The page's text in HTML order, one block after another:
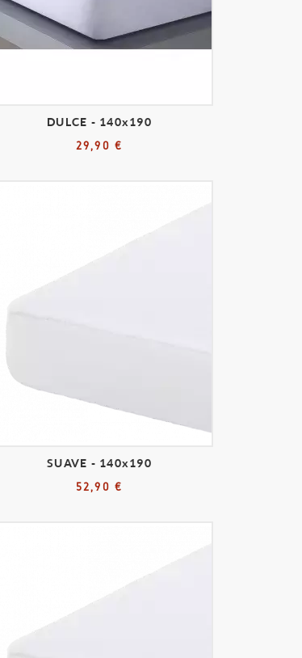
DULCE - 140x190
29,90 €
SUAVE - 140x190
52,90 €